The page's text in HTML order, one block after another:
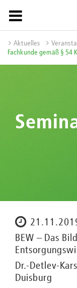
Aktuelles
Fachkunde gemäß § 54
BEW – Das
Dr.-Detlev-
Duisburg